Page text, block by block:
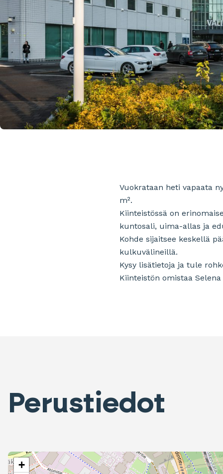
Vuokrataan heti vapaata
m².
Kiinteistössä on
kuntosali, uima-allas ja
Kohde sijaitsee keskellä
kulkuvälineillä.
Kysy lisätietoja ja tule
Kiinteistön omistaa
Perustiedot
+